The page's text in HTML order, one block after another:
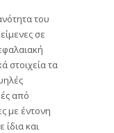
του
σε
στοιχεία τα
από
με έντονη
και